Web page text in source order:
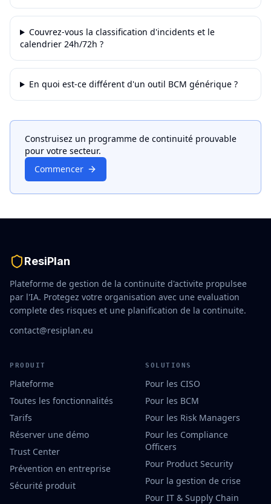
Couvrez-vous la classification d'incidents et le
calendrier 24h/72h ?
En quoi est-ce différent d'un outil BCM générique ?
Construisez un programme de continuité prouvable
pour votre secteur.
Commencer
ResiPlan
Plateforme de gestion de la continuite d'activite propulsee
par l'IA. Protegez votre organisation avec une evaluation
complete des risques et une planification de la continuite.
contact@resiplan.eu
PRODUIT
Plateforme
Toutes les fonctionnalités
Tarifs
Réserver une démo
Trust Center
Prévention en entreprise
Sécurité produit
SOLUTIONS
Pour les CISO
Pour les BCM
Pour les Risk Managers
Pour les Compliance
Officers
Pour Product Security
Pour la gestion de crise
Pour IT & Supply Chain